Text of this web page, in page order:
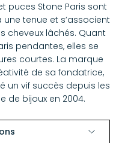
puces Stone Paris sont
tenue et s’associent
cheveux lâchés. Quant
pendantes, elles se
courtes. La marque
de sa fondatrice,
un vif succès depuis les
de bijoux en 2004.